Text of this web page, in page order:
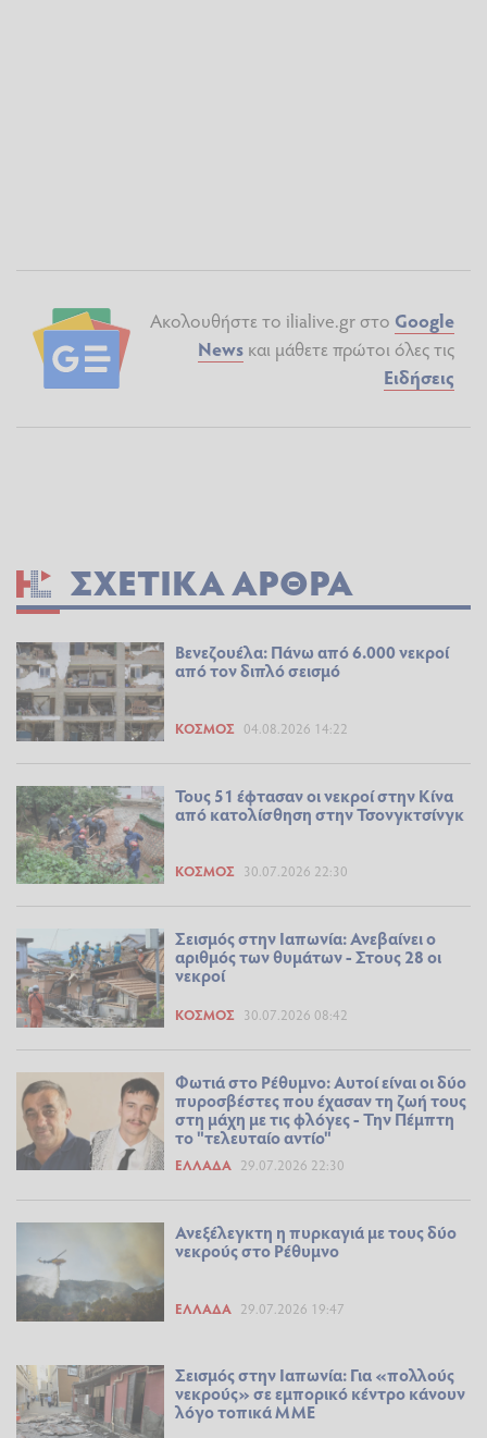
Ακολουθήστε το ilialive.gr στο Google
News και μάθετε πρώτοι όλες τις
Ειδήσεις
ΣΧΕΤΙΚΆ ΆΡΘΡΑ
Βενεζουέλα: Πάνω από 6.000 νεκροί
από τον διπλό σεισμό
ΚΌΣΜΟΣ 04.08.2026 14:22
Τους 51 έφτασαν οι νεκροί στην Κίνα
από κατολίσθηση στην Τσονγκτσίνγκ
ΚΌΣΜΟΣ 30.07.2026 22:30
Σεισμός στην Ιαπωνία: Ανεβαίνει ο
αριθμός των θυμάτων - Στους 28 οι
νεκροί
ΚΌΣΜΟΣ 30.07.2026 08:42
Φωτιά στο Ρέθυμνο: Αυτοί είναι οι δύο
πυροσβέστες που έχασαν τη ζωή τους
στη μάχη με τις φλόγες - Την Πέμπτη
το "τελευταίο αντίο"
ΕΛΛΆΔΑ 29.07.2026 22:30
Ανεξέλεγκτη η πυρκαγιά με τους δύο
νεκρούς στο Ρέθυμνο
ΕΛΛΆΔΑ 29.07.2026 19:47
Σεισμός στην Ιαπωνία: Για «πολλούς
νεκρούς» σε εμπορικό κέντρο κάνουν
λόγο τοπικά ΜΜΕ